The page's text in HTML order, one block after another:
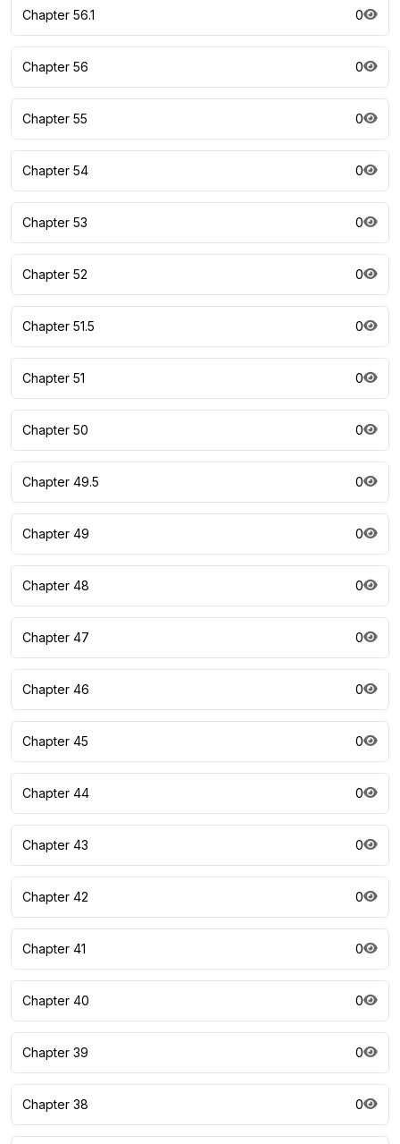
Chapter 56.1 0
Chapter 56 0
Chapter 55 0
Chapter 54 0
Chapter 53 0
Chapter 52 0
Chapter 51.5 0
Chapter 51 0
Chapter 50 0
Chapter 49.5 0
Chapter 49 0
Chapter 48 0
Chapter 47 0
Chapter 46 0
Chapter 45 0
Chapter 44 0
Chapter 43 0
Chapter 42 0
Chapter 41 0
Chapter 40 0
Chapter 39 0
Chapter 38 0